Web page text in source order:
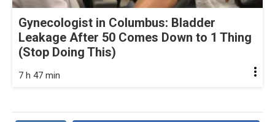
Gynecologist in Columbus: Bladder
Leakage After 50 Comes Down to 1 Thing
(Stop Doing This)
7 h 47 min